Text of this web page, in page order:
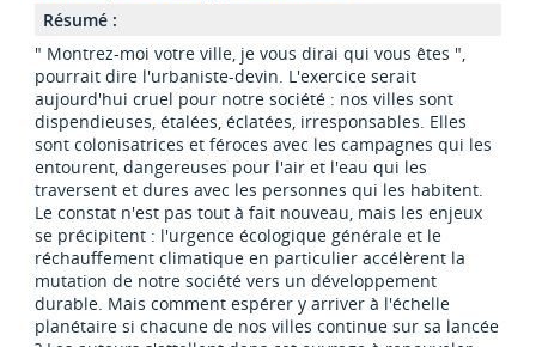
Résumé :
" Montrez-moi votre ville, je vous dirai qui vous êtes ",
pourrait dire l'urbaniste-devin. L'exercice serait
aujourd'hui cruel pour notre société : nos villes sont
dispendieuses, étalées, éclatées, irresponsables. Elles
sont colonisatrices et féroces avec les campagnes qui les
entourent, dangereuses pour l'air et l'eau qui les
traversent et dures avec les personnes qui les habitent.
Le constat n'est pas tout à fait nouveau, mais les enjeux
se précipitent : l'urgence écologique générale et le
réchauffement climatique en particulier accélèrent la
mutation de notre société vers un développement
durable. Mais comment espérer y arriver à l'échelle
planétaire si chacune de nos villes continue sur sa lancée